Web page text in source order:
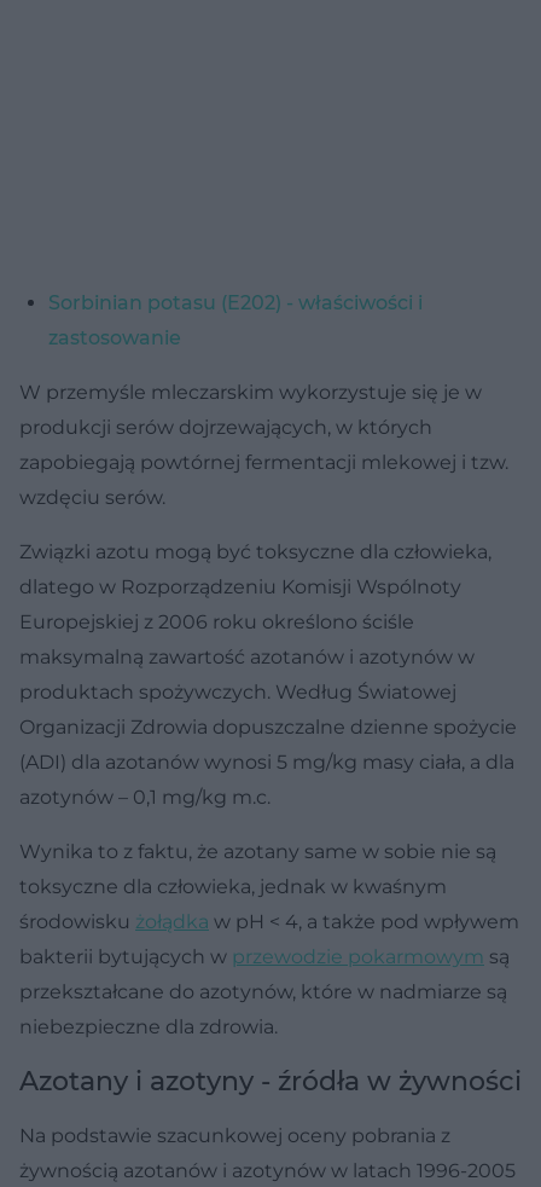
Sorbinian potasu (E202) - właściwości i
zastosowanie
W przemyśle mleczarskim wykorzystuje się je w
produkcji serów dojrzewających, w których
zapobiegają powtórnej fermentacji mlekowej i tzw.
wzdęciu serów.
Związki azotu mogą być toksyczne dla człowieka,
dlatego w Rozporządzeniu Komisji Wspólnoty
Europejskiej z 2006 roku określono ściśle
maksymalną zawartość azotanów i azotynów w
produktach spożywczych. Według Światowej
Organizacji Zdrowia dopuszczalne dzienne spożycie
(ADI) dla azotanów wynosi 5 mg/kg masy ciała, a dla
azotynów – 0,1 mg/kg m.c.
Wynika to z faktu, że azotany same w sobie nie są
toksyczne dla człowieka, jednak w kwaśnym
środowisku żołądka w pH < 4, a także pod wpływem
bakterii bytujących w przewodzie pokarmowym są
przekształcane do azotynów, które w nadmiarze są
niebezpieczne dla zdrowia.
Azotany i azotyny - źródła w żywności
Na podstawie szacunkowej oceny pobrania z
żywnością azotanów i azotynów w latach 1996-2005